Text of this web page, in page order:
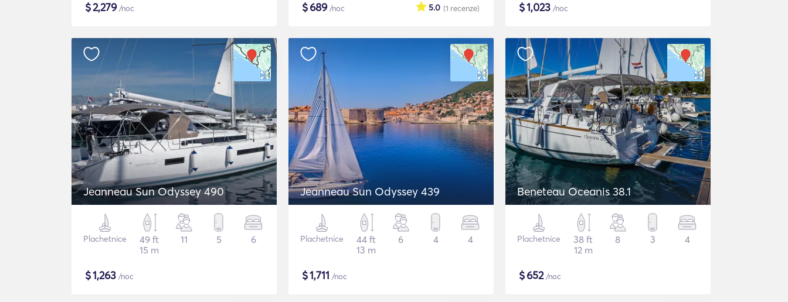
$2,279/noc $689/noc (1 recenze)
5.0 $1,023 /noc
Jeanneau Sun Odyssey 490
Plachetnice
49 ft
15 m
11 5 6
$1,263 /noc
Jeanneau Sun Odyssey 439
Plachetnice
44 ft
13 m
6 4 4
$1,711 /noc
Beneteau Oceanis 38.1
Plachetnice
38 ft
12 m
8 3 4
$652/noc